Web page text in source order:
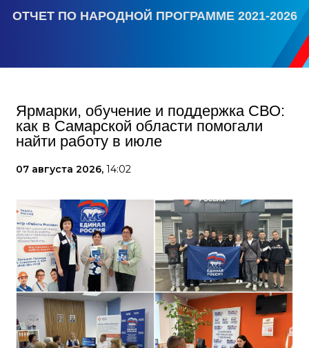
ОТЧЕТ ПО НАРОДНОЙ ПРОГРАММЕ 2021-2026
Ярмарки, обучение и поддержка СВО:
как в Самарской области помогали
найти работу в июле
07 августа 2026, 14:02